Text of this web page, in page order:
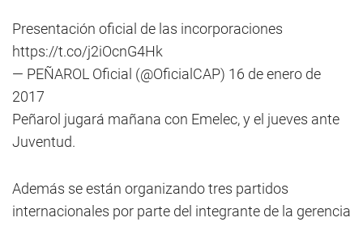
Presentación oficial de las incorporaciones
https://t.co/j2iOcnG4Hk
— PEÑAROL Oficial (@OficialCAP) 16 de enero de
2017
Peñarol jugará mañana con Emelec, y el jueves ante
Juventud.
Además se están organizando tres partidos
internacionales por parte del integrante de la gerencia